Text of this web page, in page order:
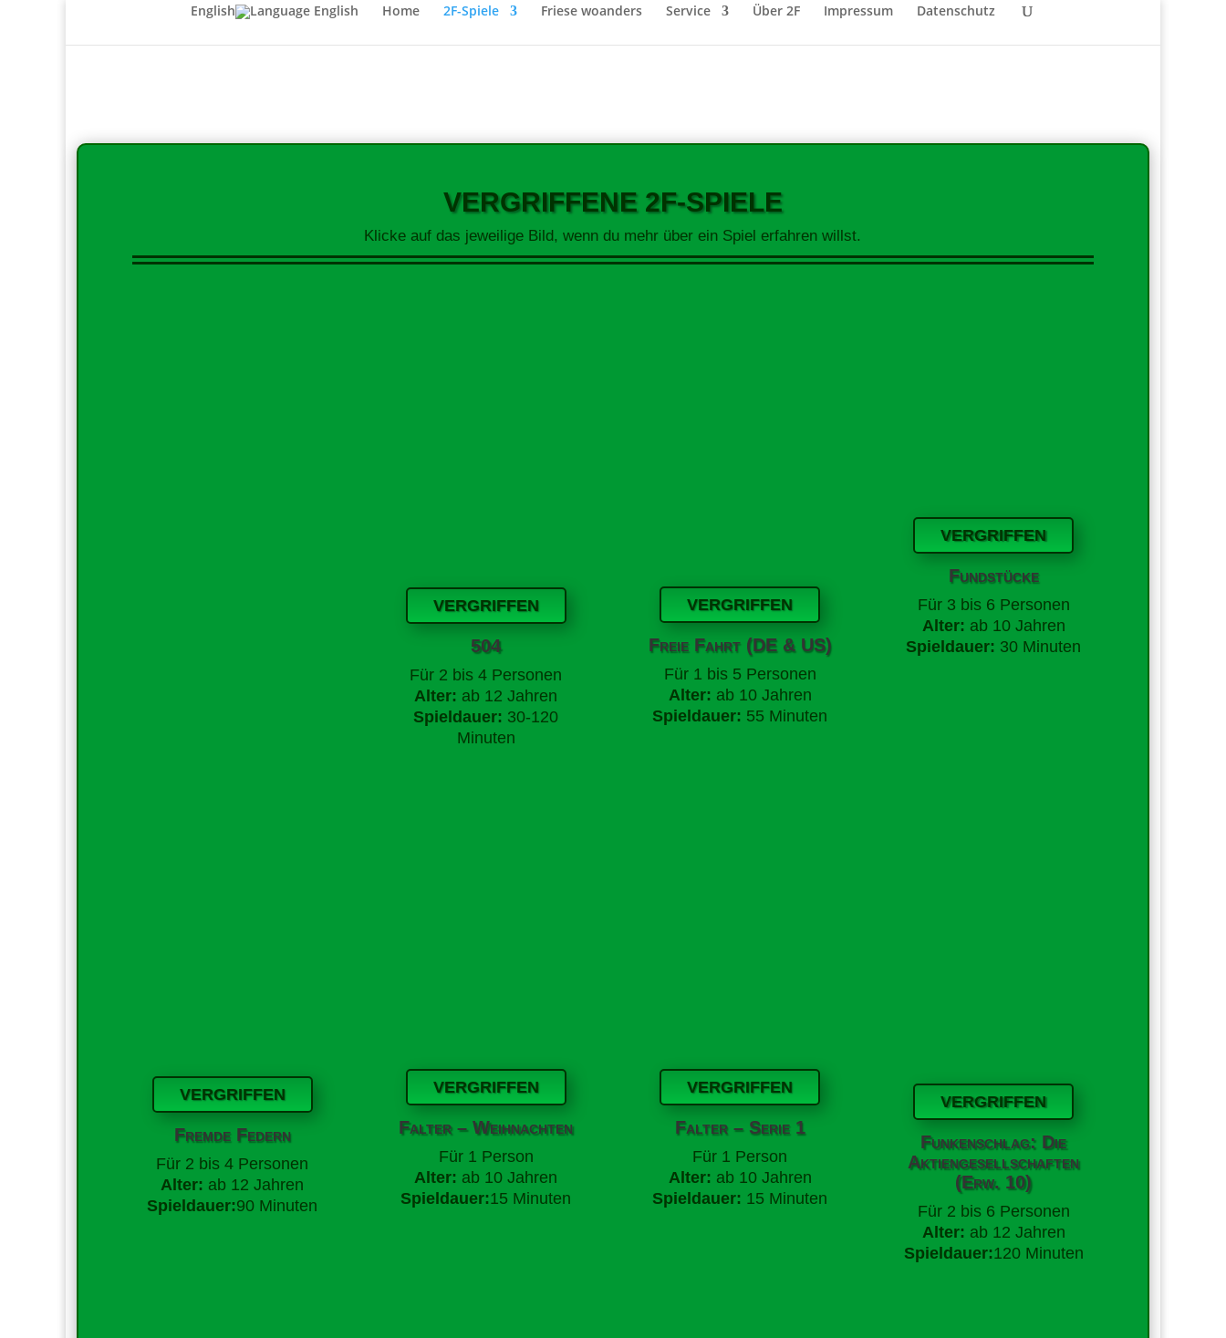
English Home 2F-Spiele Friese woanders Service Über 2F Impressum Datenschutz
VERGRIFFENE 2F-SPIELE
Klicke auf das jeweilige Bild, wenn du mehr über ein Spiel erfahren willst.
VERGRIFFEN
504
Für 2 bis 4 Personen
Alter: ab 12 Jahren
Spieldauer: 30-120
Minuten
VERGRIFFEN
Freie Fahrt (DE & US)
Für 1 bis 5 Personen
Alter: ab 10 Jahren
Spieldauer: 55 Minuten
VERGRIFFEN
Fundstücke
Für 3 bis 6 Personen
Alter: ab 10 Jahren
Spieldauer: 30 Minuten
VERGRIFFEN
Fremde Federn
Für 2 bis 4 Personen
Alter: ab 12 Jahren
Spieldauer:90 Minuten
VERGRIFFEN
Falter – Weihnachten
Für 1 Person
Alter: ab 10 Jahren
Spieldauer:15 Minuten
VERGRIFFEN
Falter – Serie 1
Für 1 Person
Alter: ab 10 Jahren
Spieldauer: 15 Minuten
VERGRIFFEN
Funkenschlag: Die
Aktiengesellschaften
(Erw. 10)
Für 2 bis 6 Personen
Alter: ab 12 Jahren
Spieldauer:120 Minuten